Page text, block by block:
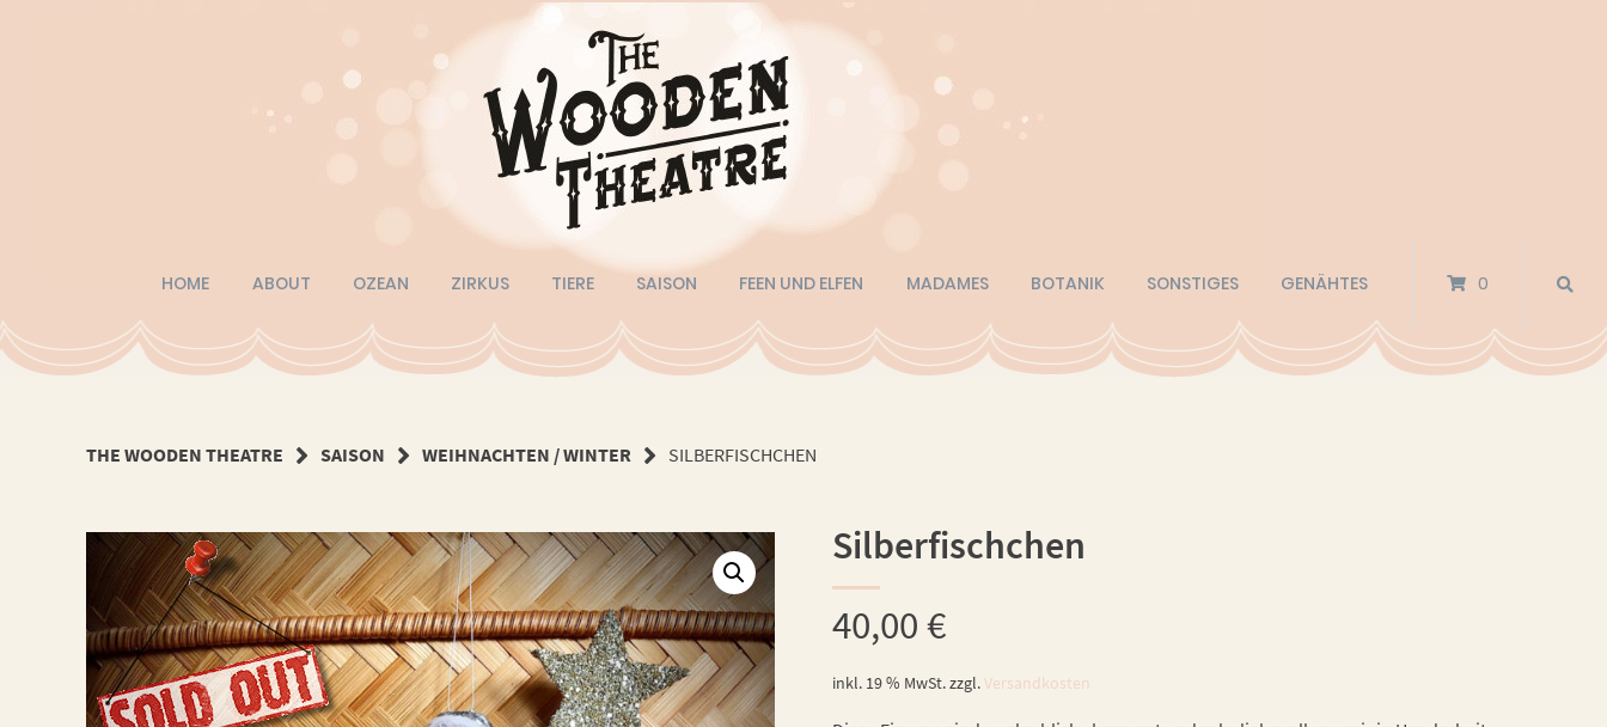
HOME ABOUT OZEAN ZIRKUS TIERE SAISON FEEN UND ELFEN MADAMES BOTANIK SONSTIGES GENÄHTES 0
THE WOODEN THEATRE SAISON WEIHNACHTEN / WINTER SILBERFISCHCHEN
Silberfischchen
40,00€
inkl. 19 % MwSt.zzgl.Versandkosten